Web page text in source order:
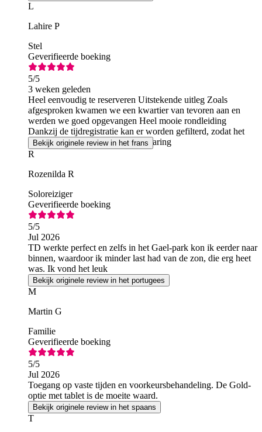
L
Lahire P
Stel
Geverifieerde boeking
5/5
3 weken geleden
Heel eenvoudig te reserveren Uitstekende uitleg Zoals
afgesproken kwamen we een kwartier van tevoren aan en
werden we goed opgevangen Heel mooie rondleiding
Dankzij de tijdregistratie kan er worden gefilterd, zodat het
niet te druk wordt Heel mooie ervaring
Bekijk originele review in het frans
R
Rozenilda R
Soloreiziger
Geverifieerde boeking
5/5
Jul 2026
TD werkte perfect en zelfs in het Gael-park kon ik eerder naar
binnen, waardoor ik minder last had van de zon, die erg heet
was. Ik vond het leuk
Bekijk originele review in het portugees
M
Martin G
Familie
Geverifieerde boeking
5/5
Jul 2026
Toegang op vaste tijden en voorkeursbehandeling. De Gold-
optie met tablet is de moeite waard.
Bekijk originele review in het spaans
T